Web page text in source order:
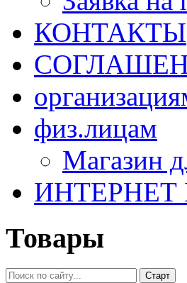
КОНТАКТЫ
физ.лицам
Магазин
Товары